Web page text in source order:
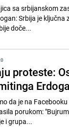
sa srbijanskom
Srbija je
doče...
proteste:
da je na
porukom:
i grupa...